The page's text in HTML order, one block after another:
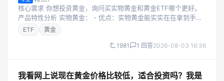
核心需求 你想投资黄金，询问买实物黄金和黄金ETF哪个更好。
产品特性分析 实物黄金： - 优点：实物黄金能实实在在拿到手，
具有一定观赏性，部分实物黄金还能满足收藏需求。在极端情况
ETF 黄金
1981 1 回答2026-08-03 16:36
我看网上说现在黄金价格比较低，适合投资吗？我是